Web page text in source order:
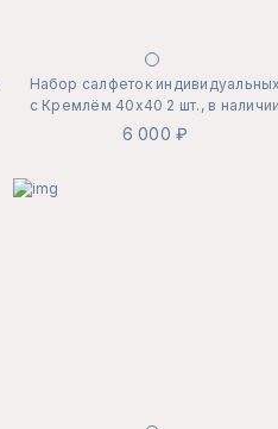
Набор салфеток
с Кремлём 40х40 2 шт., в
6 000 ₽